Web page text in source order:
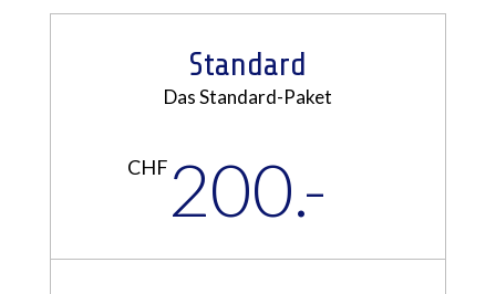
Standard
Das Standard-Paket
CHF 200.-